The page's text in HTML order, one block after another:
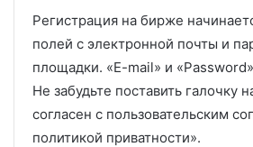
Регистрация на бирже
полей с электронной почты и
площадки. «E-mail» и
Не забудьте поставить галочку
согласен с пользовательским
политикой приватности».